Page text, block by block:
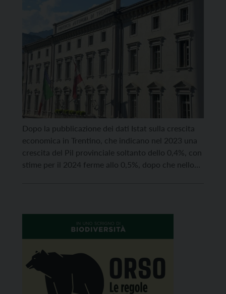
Dopo la pubblicazione dei dati Istat sulla crescita
economica in Trentino, che indicano nel 2023 una
crescita del Pil provinciale soltanto dello 0,4%, con
stime per il 2024 ferme allo 0,5%, dopo che nello